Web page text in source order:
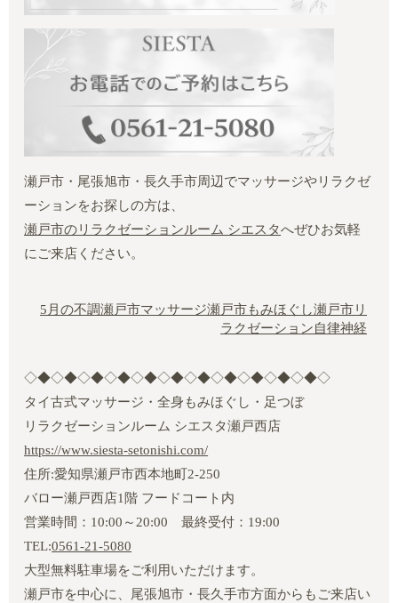
瀬戸市・尾張旭市・長久手市周辺でマッサージやリラクゼ
ーションをお探しの方は、
瀬戸市のリラクゼーションルーム シエスタへぜひお気軽
にご来店ください。
5月の不調瀬戸市マッサージ瀬戸市もみほぐし瀬戸市リ
ラクゼーション自律神経
◇◆◇◆◇◆◇◆◇◆◇◆◇◆◇◆◇◆◇◆◇◆◇
タイ古式マッサージ・全身もみほぐし・足つぼ
リラクゼーションルーム シエスタ瀬戸西店
https://www.siesta-setonishi.com/
住所:愛知県瀬戸市西本地町2‐250
バロー瀬戸西店1階 フードコート内
営業時間：10:00～20:00 最終受付：19:00
TEL:0561-21-5080
大型無料駐車場をご利用いただけます。
瀬戸市を中心に、尾張旭市・長久手市方面からもご来店い